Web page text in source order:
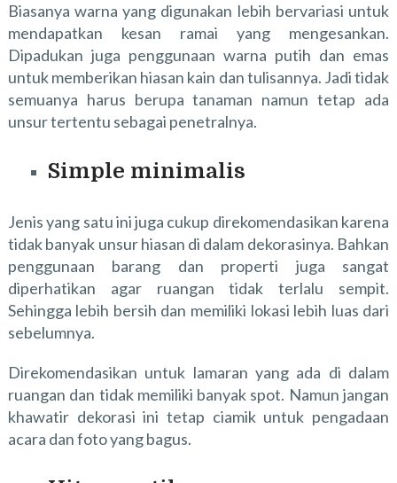
Biasanya warna yang digunakan lebih bervariasi untuk
mendapatkan kesan ramai yang mengesankan.
Dipadukan juga penggunaan warna putih dan emas
untuk memberikan hiasan kain dan tulisannya. Jadi tidak
semuanya harus berupa tanaman namun tetap ada
unsur tertentu sebagai penetralnya.
Simple minimalis
Jenis yang satu ini juga cukup direkomendasikan karena
tidak banyak unsur hiasan di dalam dekorasinya. Bahkan
penggunaan barang dan properti juga sangat
diperhatikan agar ruangan tidak terlalu sempit.
Sehingga lebih bersih dan memiliki lokasi lebih luas dari
sebelumnya.
Direkomendasikan untuk lamaran yang ada di dalam
ruangan dan tidak memiliki banyak spot. Namun jangan
khawatir dekorasi ini tetap ciamik untuk pengadaan
acara dan foto yang bagus.